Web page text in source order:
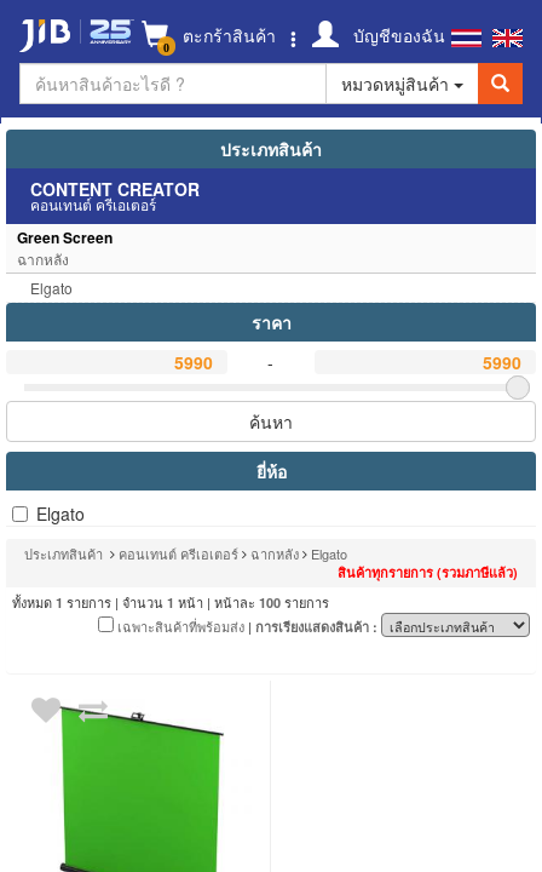
0 ตะกร้าสินค้า
บัญชีของฉัน
หมวดหมู่สินค้า
ประเภทสินค้า
CONTENT CREATOR
คอนเทนต์ ครีเอเตอร์
Green Screen
ฉากหลัง
Elgato
ราคา
-
ค้นหา
ยี่ห้อ
Elgato
ประเภทสินค้า คอนเทนต์ ครีเอเตอร์ ฉากหลัง Elgato
สินค้าทุกรายการ (รวมภาษีแล้ว)
ทั้งหมด 1 รายการ | จำนวน 1 หน้า | หน้าละ 100 รายการ
เฉพาะสินค้าที่พร้อมส่ง | การเรียงแสดงสินค้า :